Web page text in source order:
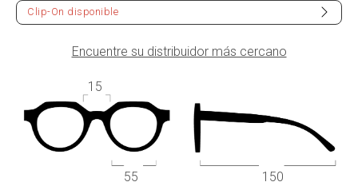
Clip-On disponible
Encuentre su distribuidor más cercano
55
15
150